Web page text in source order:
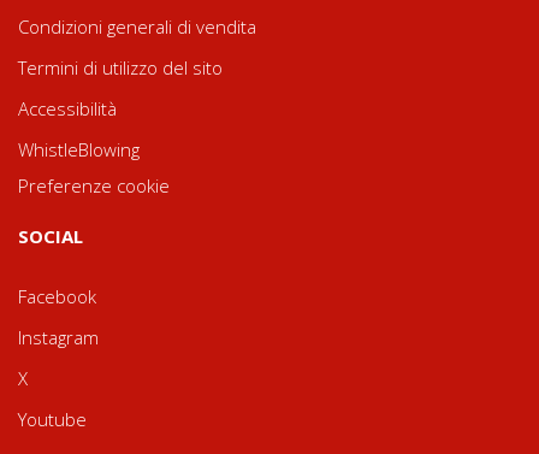
Condizioni generali di vendita
Termini di utilizzo del sito
Accessibilità
WhistleBlowing
Preferenze cookie
SOCIAL
Facebook
Instagram
X
Youtube